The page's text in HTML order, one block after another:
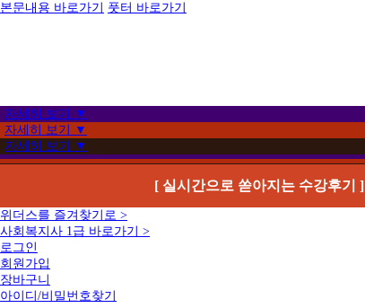
본문내용 바로가기 풋터 바로가기
자세히 보기 ▼
자세히 보기 ▼
자세히 보기 ▼
[ 실시간으로 쏟아지는 수강후기 ]
위더스를 즐겨찾기로 >
사회복지사 1급 바로가기 >
로그인
회원가입
장바구니
아이디/비밀번호찾기